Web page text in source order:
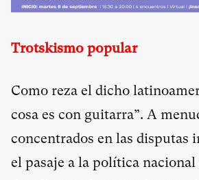
Trotskismo popular
Como reza el dicho
cosa es con guitarra”. A
concentrados en las disputas
el pasaje a la política nacional